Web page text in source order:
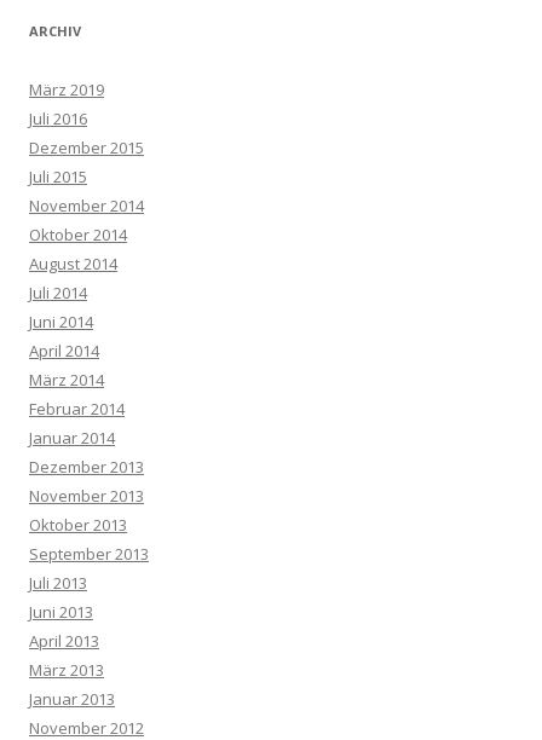
ARCHIV
März 2019
Juli 2016
Dezember 2015
Juli 2015
November 2014
Oktober 2014
August 2014
Juli 2014
Juni 2014
April 2014
März 2014
Februar 2014
Januar 2014
Dezember 2013
November 2013
Oktober 2013
September 2013
Juli 2013
Juni 2013
April 2013
März 2013
Januar 2013
November 2012